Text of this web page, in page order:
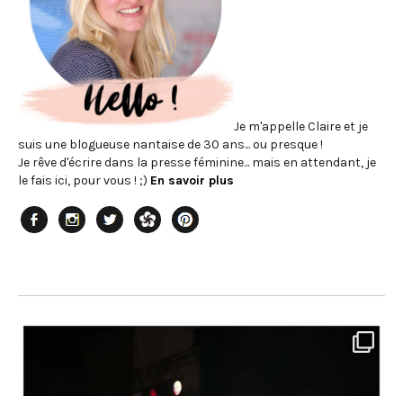
Je m'appelle Claire et je
suis une blogueuse nantaise de 30 ans... ou presque !
Je rêve d'écrire dans la presse féminine... mais en attendant, je
le fais ici, pour vous ! ;) En savoir plus